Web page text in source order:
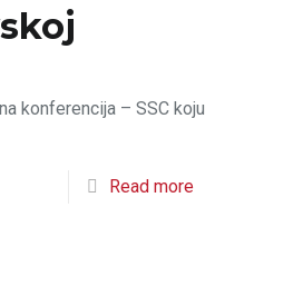
konferencija – SSC koju
Read more